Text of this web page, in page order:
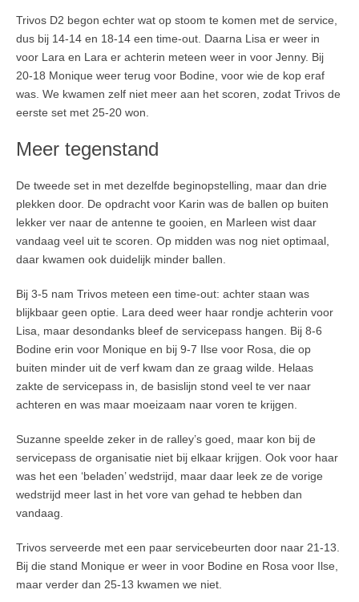
Trivos D2 begon echter wat op stoom te komen met de service,
dus bij 14-14 en 18-14 een time-out. Daarna Lisa er weer in
voor Lara en Lara er achterin meteen weer in voor Jenny. Bij
20-18 Monique weer terug voor Bodine, voor wie de kop eraf
was. We kwamen zelf niet meer aan het scoren, zodat Trivos de
eerste set met 25-20 won.
Meer tegenstand
De tweede set in met dezelfde beginopstelling, maar dan drie
plekken door. De opdracht voor Karin was de ballen op buiten
lekker ver naar de antenne te gooien, en Marleen wist daar
vandaag veel uit te scoren. Op midden was nog niet optimaal,
daar kwamen ook duidelijk minder ballen.
Bij 3-5 nam Trivos meteen een time-out: achter staan was
blijkbaar geen optie. Lara deed weer haar rondje achterin voor
Lisa, maar desondanks bleef de servicepass hangen. Bij 8-6
Bodine erin voor Monique en bij 9-7 Ilse voor Rosa, die op
buiten minder uit de verf kwam dan ze graag wilde. Helaas
zakte de servicepass in, de basislijn stond veel te ver naar
achteren en was maar moeizaam naar voren te krijgen.
Suzanne speelde zeker in de ralley’s goed, maar kon bij de
servicepass de organisatie niet bij elkaar krijgen. Ook voor haar
was het een ‘beladen’ wedstrijd, maar daar leek ze de vorige
wedstrijd meer last in het vore van gehad te hebben dan
vandaag.
Trivos serveerde met een paar servicebeurten door naar 21-13.
Bij die stand Monique er weer in voor Bodine en Rosa voor Ilse,
maar verder dan 25-13 kwamen we niet.